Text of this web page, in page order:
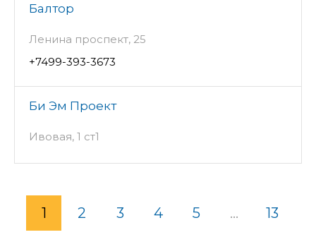
Балтор
Ленина проспект, 25
+7499-393-3673
Би Эм Проект
Ивовая, 1 ст1
1 2 3 4 5 ... 13